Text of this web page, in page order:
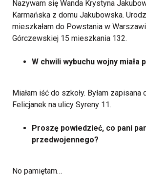
Nazywam się Wanda Krystyna
Karmańska z domu Jakubowska.
mieszkałam do Powstania w
Górczewskiej 15 mieszkania 132.
W chwili wybuchu wojny miała
Miałam iść do szkoły. Byłam
Felicjanek na ulicy Syreny 11.
Proszę powiedzieć, co pani
przedwojennego?
No pamiętam…